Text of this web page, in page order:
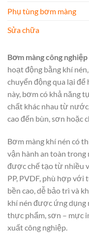
Phụ tùng bơm màng
Sửa chữa
Bơm màng công nghiệp
hoạt động bằng khí
chuyển động qua lại để
này, bơm có khả năng
chất khác nhau từ
cao đến bùn, sơn hoặc
Bơm màng khí nén có
vận hành an toàn
được chế tạo từ nhiều
PP, PVDF, phù hợp
bền cao, dễ bảo trì và
khí nén được ứng dụng
thực phẩm, sơn – mực
xuất công nghiệp.